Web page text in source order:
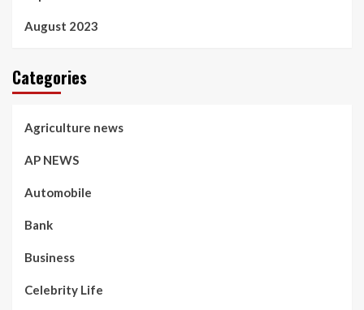
August 2023
Categories
Agriculture news
AP NEWS
Automobile
Bank
Business
Celebrity Life